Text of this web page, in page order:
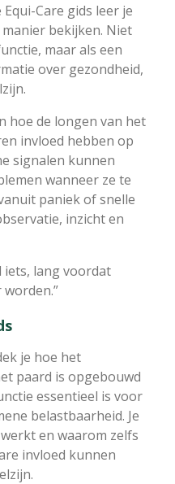
Care gids leer je
bekijken. Niet
maar als een
over gezondheid,
hoe de longen van het
invloed hebben op
signalen kunnen
wanneer ze te
paniek of snelle
inzicht en
iets, lang voordat
je hoe het
paard is opgebouwd
essentieel is voor
belastbaarheid. Je
en waarom zelfs
invloed kunnen